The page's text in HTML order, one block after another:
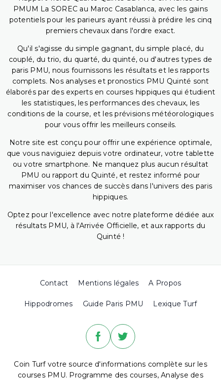
PMUM La SOREC au Maroc Casablanca, avec les gains
potentiels pour les parieurs ayant réussi à prédire les cinq
premiers chevaux dans l'ordre exact.
Qu'il s'agisse du simple gagnant, du simple placé, du
couplé, du trio, du quarté, du quinté, ou d'autres types de
paris PMU, nous fournissons les résultats et les rapports
complets. Nos analyses et pronostics PMU Quinté sont
élaborés par des experts en courses hippiques qui étudient
les statistiques, les performances des chevaux, les
conditions de la course, et les prévisions météorologiques
pour vous offrir les meilleurs conseils.
Notre site est conçu pour offrir une expérience optimale,
que vous naviguiez depuis votre ordinateur, votre tablette
ou votre smartphone. Ne manquez plus aucun résultat
PMU ou rapport du Quinté, et restez informé pour
maximiser vos chances de succès dans l'univers des paris
hippiques.
Optez pour l'excellence avec notre plateforme dédiée aux
résultats PMU, à l'Arrivée Officielle, et aux rapports du
Quinté !
Contact Mentions légales A Propos
Hippodromes Guide Paris PMU Lexique Turf
Coin Turf votre source d'informations complète sur les
courses PMU. Programme des courses, Analyse des